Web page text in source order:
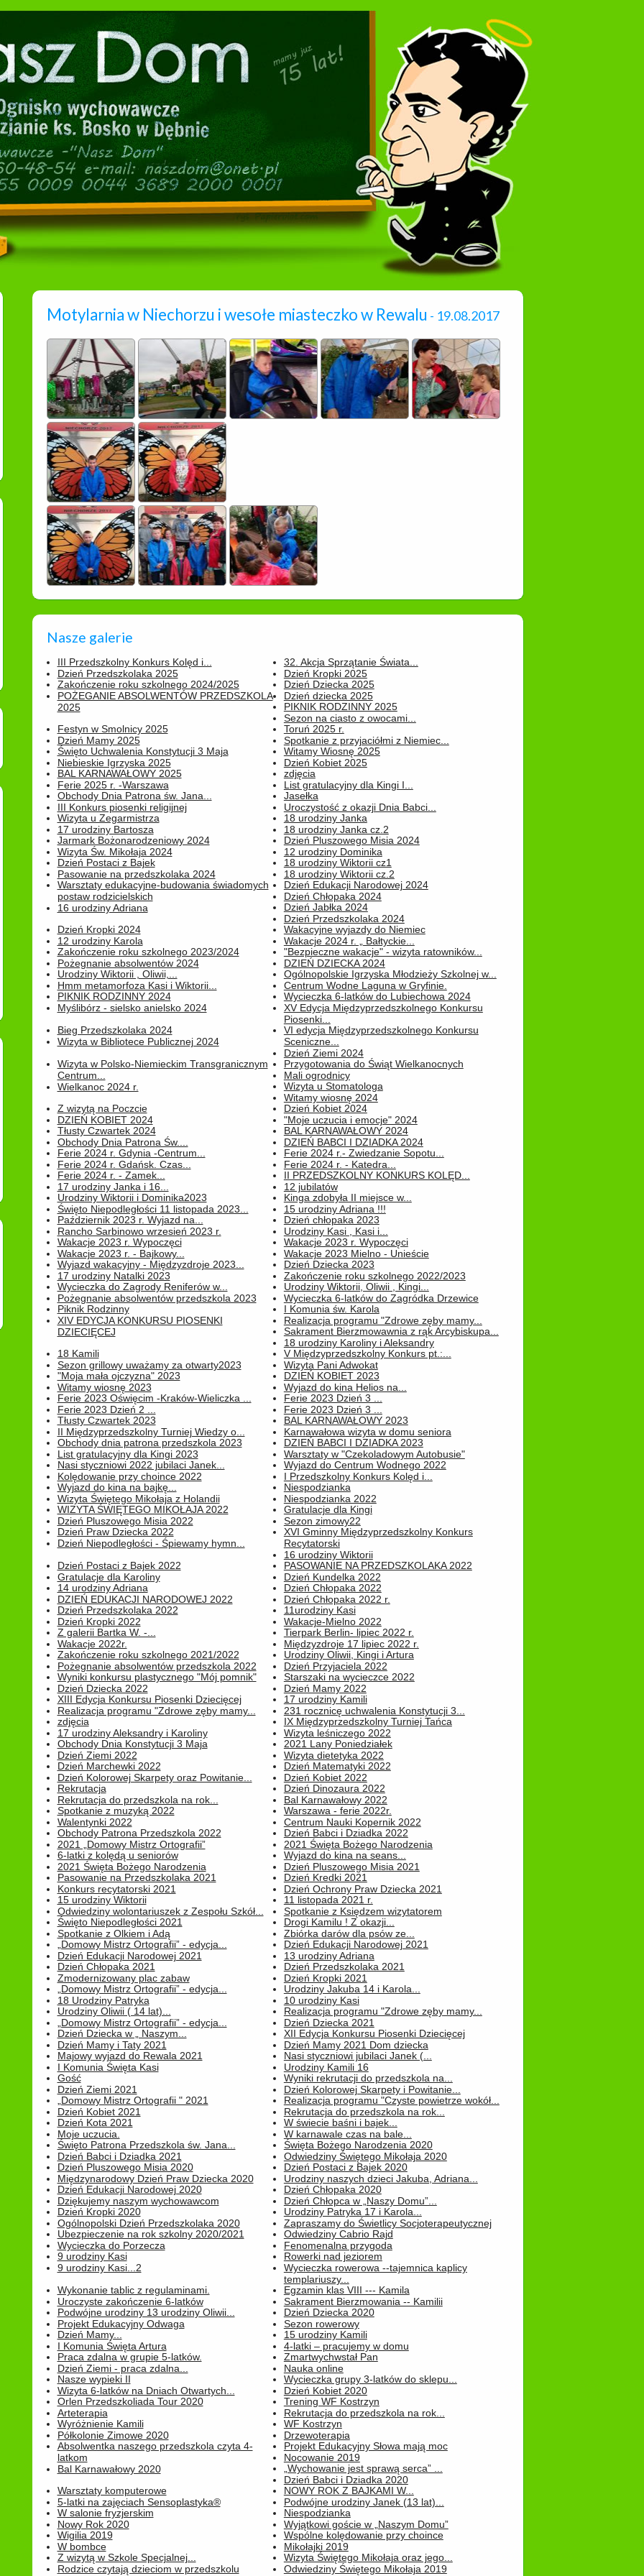
Motylarnia w Niechorzu i wesołe miasteczko w Rewalu - 19.08.2017
Nasze galerie
III Przedszkolny Konkurs Kolęd i...
Dzień Przedszkolaka 2025
32. Akcja Sprzątanie Świata...
Dzień Kropki 2025
Zakończenie roku szkolnego 2024/2025
POŻEGANIE ABSOLWENTÓW PRZEDSZKOLA
2025
Dzień Dziecka 2025
Dzień dziecka 2025
PIKNIK RODZINNY 2025
Sezon na ciasto z owocami...
Festyn w Smolnicy 2025
Dzień Mamy 2025
Toruń 2025 r.
Spotkanie z przyjaciółmi z Niemiec...
Święto Uchwalenia Konstytucji 3 Maja
Niebieskie Igrzyska 2025
Witamy Wiosnę 2025
Dzień Kobiet 2025
BAL KARNAWAŁOWY 2025
Ferie 2025 r. -Warszawa
zdjęcia
List gratulacyjny dla Kingi I...
Obchody Dnia Patrona św. Jana...
III Konkurs piosenki religijnej
Jasełka
Uroczystość z okazji Dnia Babci...
Wizyta u Zegarmistrza
17 urodziny Bartosza
18 urodziny Janka
18 urodziny Janka cz.2
Jarmark Bożonarodzeniowy 2024
Wizyta Św. Mikołaja 2024
Dzień Pluszowego Misia 2024
12 urodziny Dominika
Dzień Postaci z Bajek
Pasowanie na przedszkolaka 2024
18 urodziny Wiktorii cz1
18 urodziny Wiktorii cz.2
Warsztaty edukacyjne-budowania świadomych
postaw rodzicielskich
16 urodziny Adriana
Dzień Edukacji Narodowej 2024
Dzień Chłopaka 2024
Dzień Jabłka 2024
Dzień Przedszkolaka 2024
Dzień Kropki 2024
12 urodziny Karola
Wakacyjne wyjazdy do Niemiec
Wakacje 2024 r. „ Bałtyckie...
Zakończenie roku szkolnego 2023/2024
Pożegnanie absolwentów 2024
"Bezpieczne wakacje" - wizyta ratowników...
DZIEŃ DZIECKA 2024
Urodziny Wiktorii , Oliwii,...
Hmm metamorfoza Kasi i Wiktorii...
Ogólnopolskie Igrzyska Młodzieży Szkolnej w...
Centrum Wodne Laguna w Gryfinie.
PIKNIK RODZINNY 2024
Myślibórz - sielsko anielsko 2024
Wycieczka 6-latków do Lubiechowa 2024
XV Edycja Międzyprzedszkolnego Konkursu
Piosenki...
Bieg Przedszkolaka 2024
Wizyta w Bibliotece Publicznej 2024
VI edycja Międzyprzedszkolnego Konkursu
Sceniczne...
Dzień Ziemi 2024
Wizyta w Polsko-Niemieckim Transgranicznym
Centrum...
Wielkanoc 2024 r.
Przygotowania do Świąt Wielkanocnych
Mali ogrodnicy
Wizyta u Stomatologa
Witamy wiosnę 2024
Z wizytą na Poczcie
DZIEŃ KOBIET 2024
Dzień Kobiet 2024
"Moje uczucia i emocje" 2024
Tłusty Czwartek 2024
Obchody Dnia Patrona Św....
BAL KARNAWAŁOWY 2024
DZIEŃ BABCI I DZIADKA 2024
Ferie 2024 r. Gdynia -Centrum...
Ferie 2024 r. Gdańsk. Czas...
Ferie 2024 r.- Zwiedzanie Sopotu...
Ferie 2024 r. - Katedra...
Ferie 2024 r. - Zamek...
17 urodziny Janka i 16...
II PRZEDSZKOLNY KONKURS KOLĘD...
12 jubilatów
Urodziny Wiktorii i Dominika2023
Święto Niepodległości 11 listopada 2023...
Kinga zdobyła II miejsce w...
15 urodziny Adriana !!!
Październik 2023 r. Wyjazd na...
Rancho Sarbinowo wrzesień 2023 r.
Dzień chłopaka 2023
Urodziny Kasi , Kasi i...
Wakacje 2023 r. Wypoczęci
Wakacje 2023 r. - Bajkowy...
Wakacje 2023 r. Wypoczęci
Wakacje 2023 Mielno - Unieście
Wyjazd wakacyjny - Międzyzdroje 2023...
17 urodziny Natalki 2023
Dzień Dziecka 2023
Zakończenie roku szkolnego 2022/2023
Wycieczka do Zagrody Reniferów w...
Pożegnanie absolwentów przedszkola 2023
Urodziny Wiktorii, Oliwii , Kingi...
Wycieczka 6-latków do Zagródka Drzewice
Piknik Rodzinny
XIV EDYCJA KONKURSU PIOSENKI
DZIECIĘCEJ
I Komunia św. Karola
Realizacja programu "Zdrowe zęby mamy...
Sakrament Bierzmowawnia z rąk Arcybiskupa...
18 urodziny Karoliny i Aleksandry
18 Kamili
Sezon grillowy uważamy za otwarty2023
V Międzyprzedszkolny Konkurs pt.:...
Wizyta Pani Adwokat
"Moja mała ojczyzna" 2023
Witamy wiosnę 2023
DZIEŃ KOBIET 2023
Wyjazd do kina Helios na...
Ferie 2023 Oświęcim -Kraków-Wieliczka ...
Ferie 2023 Dzień 2 ...
Ferie 2023 Dzień 3 ...
Ferie 2023 Dzień 3 ...
Tłusty Czwartek 2023
II Międzyprzedszkolny Turniej Wiedzy o...
BAL KARNAWAŁOWY 2023
Karnawałowa wizyta w domu seniora
Obchody dnia patrona przedszkola 2023
List gratulacyjny dla Kingi 2023
DZIEŃ BABCI I DZIADKA 2023
Warsztaty w "Czekoladowym Autobusie"
Nasi styczniowi 2022 jubilaci Janek...
Kolędowanie przy choince 2022
Wyjazd do Centrum Wodnego 2022
I Przedszkolny Konkurs Kolęd i...
Wyjazd do kina na bajkę...
Wizyta Świętego Mikołaja z Holandii
Niespodzianka
Niespodzianka 2022
WIZYTA ŚWIĘTEGO MIKOŁAJA 2022
Dzień Pluszowego Misia 2022
Gratulacje dla Kingi
Sezon zimowy22
Dzień Praw Dziecka 2022
Dzień Niepodległości - Śpiewamy hymn...
XVI Gminny Międzyprzedszkolny Konkurs
Recytatorski
16 urodziny Wiktorii
Dzień Postaci z Bajek 2022
Gratulacje dla Karoliny
PASOWANIE NA PRZEDSZKOLAKA 2022
Dzień Kundelka 2022
14 urodziny Adriana
DZIEŃ EDUKACJI NARODOWEJ 2022
Dzień Chłopaka 2022
Dzień Chłopaka 2022 r.
Dzień Przedszkolaka 2022
Dzień Kropki 2022
11urodziny Kasi
Wakacje-Mielno 2022
Z galerii Bartka W. -...
Wakacje 2022r.
Tierpark Berlin- lipiec 2022 r.
Międzyzdroje 17 lipiec 2022 r.
Zakończenie roku szkolnego 2021/2022
Pożegnanie absolwentów przedszkola 2022
Urodziny Oliwii, Kingi i Artura
Dzień Przyjaciela 2022
Wyniki konkursu plastycznego "Mój pomnik"
Dzień Dziecka 2022
Starszaki na wycieczce 2022
Dzień Mamy 2022
XIII Edycja Konkursu Piosenki Dziecięcej
Realizacja programu "Zdrowe zęby mamy...
17 urodziny Kamili
231 rocznicę uchwalenia Konstytucji 3...
zdjęcia
17 urodziny Aleksandry i Karoliny
IX Międzyprzedszkolny Turniej Tańca
Wizyta leśniczego 2022
Obchody Dnia Konstytucji 3 Maja
Dzień Ziemi 2022
2021 Lany Poniedziałek
Wizyta dietetyka 2022
Dzień Marchewki 2022
Dzień Kolorowej Skarpety oraz Powitanie...
Dzień Matematyki 2022
Dzień Kobiet 2022
Rekrutacja
Rekrutacja do przedszkola na rok...
Dzień Dinozaura 2022
Bal Karnawałowy 2022
Spotkanie z muzyką 2022
Walentynki 2022
Warszawa - ferie 2022r.
Centrum Nauki Kopernik 2022
Obchody Patrona Przedszkola 2022
2021 „Domowy Mistrz Ortografii”
Dzień Babci i Dziadka 2022
2021 Święta Bożego Narodzenia
6-latki z kolędą u seniorów
2021 Święta Bożego Narodzenia
Wyjazd do kina na seans...
Dzień Pluszowego Misia 2021
Pasowanie na Przedszkolaka 2021
Konkurs recytatorski 2021
Dzień Kredki 2021
Dzień Ochrony Praw Dziecka 2021
15 urodziny Wiktorii
Odwiedziny wolontariuszek z Zespołu Szkół...
11 listopada 2021 r.
Spotkanie z Księdzem wizytatorem
Święto Niepodległości 2021
Spotkanie z Olkiem i Adą
Drogi Kamilu ! Z okazji...
Zbiórka darów dla psów ze...
„Domowy Mistrz Ortografii” - edycja...
Dzień Edukacji Narodowej 2021
Dzień Edukacji Narodowej 2021
13 urodziny Adriana
Dzień Chłopaka 2021
Zmodernizowany plac zabaw
Dzień Przedszkolaka 2021
Dzień Kropki 2021
„Domowy Mistrz Ortografii” - edycja...
18 Urodziny Patryka
Urodziny Jakuba 14 i Karola...
10 urodziny Kasi
Urodziny Oliwii ( 14 lat)...
„Domowy Mistrz Ortografii” - edycja...
Realizacja programu "Zdrowe zęby mamy...
Dzień Dziecka 2021
Dzień Dziecka w „ Naszym...
Dzień Mamy i Taty 2021
XII Edycja Konkursu Piosenki Dziecięcej
Dzień Mamy 2021 Dom dziecka
Majowy wyjazd do Rewala 2021
I Komunia Święta Kasi
Nasi styczniowi jubilaci Janek (...
Urodziny Kamili 16
Gość
Dzień Ziemi 2021
Wyniki rekrutacji do przedszkola na...
Dzień Kolorowej Skarpety i Powitanie...
„Domowy Mistrz Ortografii " 2021
Dzień Kobiet 2021
Realizacja programu "Czyste powietrze wokół...
Rekrutacja do przedszkola na rok...
Dzień Kota 2021
Moje uczucia.
W świecie baśni i bajek...
W karnawale czas na bale...
Święto Patrona Przedszkola św. Jana...
Dzień Babci i Dziadka 2021
Święta Bożego Narodzenia 2020
Odwiedziny Świętego Mikołaja 2020
Dzień Pluszowego Misia 2020
Międzynarodowy Dzień Praw Dziecka 2020
Dzień Postaci z Bajek 2020
Urodziny naszych dzieci Jakuba, Adriana...
Dzień Edukacji Narodowej 2020
Dziękujemy naszym wychowawcom
Dzień Chłopaka 2020
Dzień Chłopca w „Naszy Domu”...
Dzień Kropki 2020
Ogólnopolski Dzień Przedszkolaka 2020
Urodziny Patryka 17 i Karola...
Zapraszamy do Świetlicy Socjoterapeutycznej
Ubezpieczenie na rok szkolny 2020/2021
Wycieczka do Porzecza
Odwiedziny Cabrio Rajd
Fenomenalna przygoda
9 urodziny Kasi
9 urodziny Kasi...2
Rowerki nad jeziorem
Wycieczka rowerowa --tajemnica kaplicy
templariuszy...
Wykonanie tablic z regulaminami.
Uroczyste zakończenie 6-latków
Egzamin klas VIII --- Kamila
Sakrament Bierzmowania -- Kamilii
Podwójne urodziny 13 urodziny Oliwii...
Projekt Edukacyjny Odwaga
Dzień Dziecka 2020
Sezon rowerowy
Dzień Mamy...
I Komunia Święta Artura
15 urodziny Kamili
4-latki – pracujemy w domu
Praca zdalna w grupie 5-latków.
Dzień Ziemi - praca zdalna...
Zmartwychwstał Pan
Nauka online
Nasze wypieki II
Wizyta 6-latków na Dniach Otwartych...
Wycieczka grupy 3-latków do sklepu...
Dzień Kobiet 2020
Orlen Przedszkoliada Tour 2020
Arteterapia
Trening WF Kostrzyn
Rekrutacja do przedszkola na rok...
Wyróżnienie Kamili
Półkolonie Zimowe 2020
WF Kostrzyn
Drzewoterapia
Absolwentka naszego przedszkola czyta 4-
latkom
Bal Karnawałowy 2020
Projekt Edukacyjny Słowa mają moc
Nocowanie 2019
„Wychowanie jest sprawą serca” ...
Dzień Babci i Dziadka 2020
Warsztaty komputerowe
5-latki na zajęciach Sensoplastyka®
NOWY ROK Z BAJKAMI W...
Podwójne urodziny Janek (13 lat)...
W salonie fryzjerskim
Nowy Rok 2020
Niespodzianka
Wyjątkowi goście w „Naszym Domu”
Wigilia 2019
W bombce
Wspólne kolędowanie przy choince
Mikołajki 2019
Z wizytą w Szkole Specjalnej...
Rodzice czytają dzieciom w przedszkolu
Wizyta Świętego Mikołaja oraz jego...
Odwiedziny Świętego Mikołaja 2019